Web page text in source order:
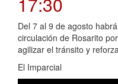
Del 7 al 9 de agosto
circulación de Rosarito
agilizar el tránsito y
El Imparcial